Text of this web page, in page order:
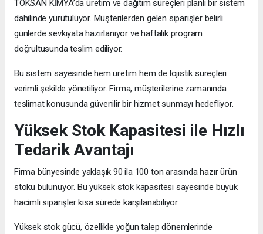
TOKSAN KİMYA’da üretim ve dağıtım süreçleri planlı bir sistem
dahilinde yürütülüyor. Müşterilerden gelen siparişler belirli
günlerde sevkiyata hazırlanıyor ve haftalık program
doğrultusunda teslim ediliyor.
Bu sistem sayesinde hem üretim hem de lojistik süreçleri
verimli şekilde yönetiliyor. Firma, müşterilerine zamanında
teslimat konusunda güvenilir bir hizmet sunmayı hedefliyor.
Yüksek Stok Kapasitesi ile Hızlı
Tedarik Avantajı
Firma bünyesinde yaklaşık 90 ila 100 ton arasında hazır ürün
stoku bulunuyor. Bu yüksek stok kapasitesi sayesinde büyük
hacimli siparişler kısa sürede karşılanabiliyor.
Yüksek stok gücü, özellikle yoğun talep dönemlerinde